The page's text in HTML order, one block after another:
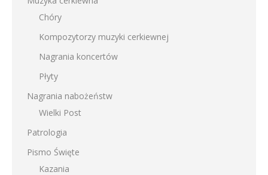
Chóry
Kompozytorzy muzyki cerkiewnej
Nagrania koncertów
Płyty
Nagrania nabożeństw
Wielki Post
Patrologia
Pismo Święte
Kazania